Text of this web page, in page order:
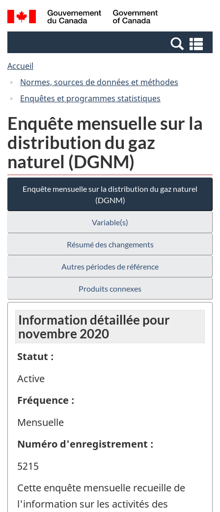
Passer
au
Passer
à
Canada
Recherche
et
et
Accueil
Normes, sources de données et méthodes
Enquêtes et programmes statistiques
Enquête mensuelle sur la
distribution du gaz
naturel (DGNM)
Enquête mensuelle sur la distribution du gaz naturel
(DGNM)
Variable(s)
Résumé des changements
Autres périodes de référence
Produits connexes
Information détaillée pour
novembre 2020
Statut :
Active
Fréquence :
Mensuelle
Numéro d'enregistrement :
5215
Cette enquête mensuelle recueille de
l'information sur les activités des